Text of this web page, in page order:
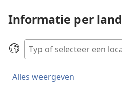
Informatie per land
Zoeken
Alles weergeven